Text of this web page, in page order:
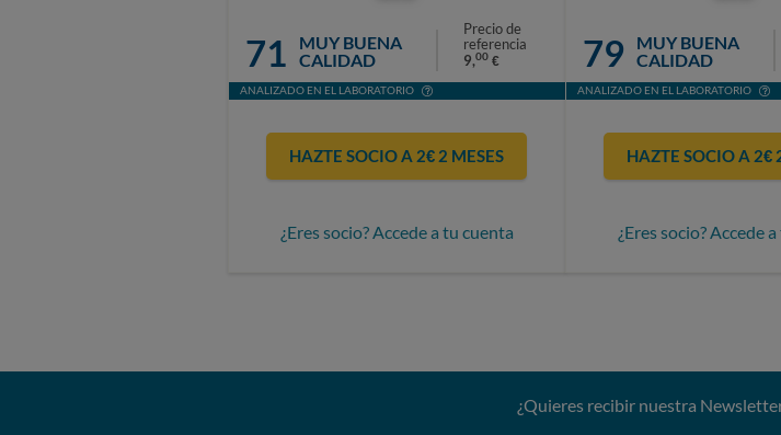
71
MUY BUENA
CALIDAD
Precio de
referencia
9,00 €
ANALIZADO EN EL LABORATORIO
HAZTE SOCIO A 2€ 2 MESES
¿Eres socio? Accede a tu cuenta
79
MUY BUENA
CALIDAD
ANALIZADO EN EL LABORATORIO
HAZTE SOCIO A 2€
¿Eres socio? Accede
¿Quieres recibir nuestra